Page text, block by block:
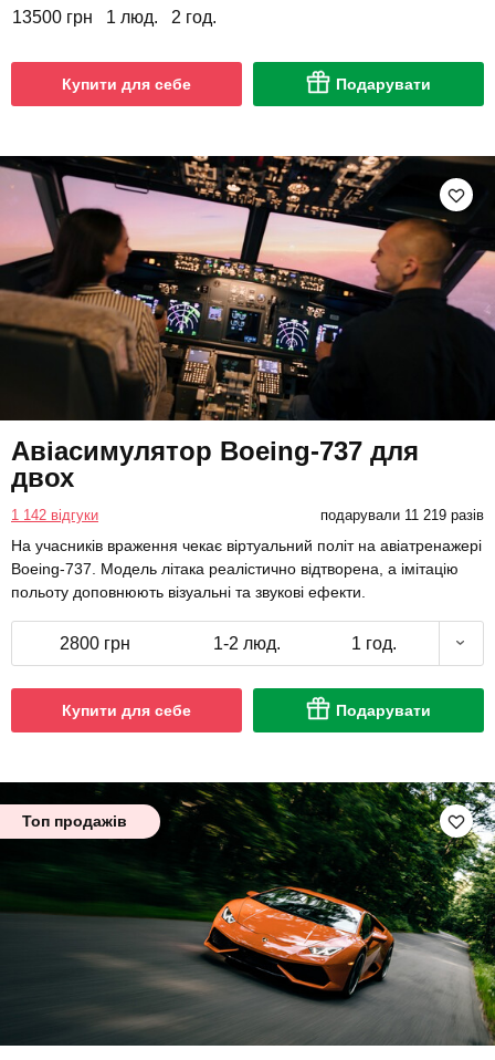
13500 грн 1 люд. 2 год.
Купити для себе Подарувати
Авіасимулятор Boeing-737 для
двох
1 142 відгуки подарували 11 219 разів
На учасників враження чекає віртуальний політ на авіатренажері
Boeing-737. Модель літака реалістично відтворена, а імітацію
польоту доповнюють візуальні та звукові ефекти.
2800 грн 1-2 люд. 1 год.
Купити для себе Подарувати
Топ продажів